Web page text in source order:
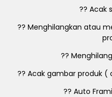
?? Acak
?? Menghilangkan atau
??
?? Acak gambar produk (
?? Auto